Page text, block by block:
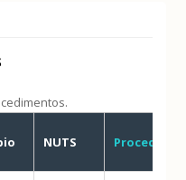
NUTS